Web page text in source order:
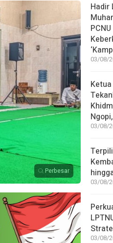
Perbesar
Hadir
03/08/
03/08/
03/08/
03/08/